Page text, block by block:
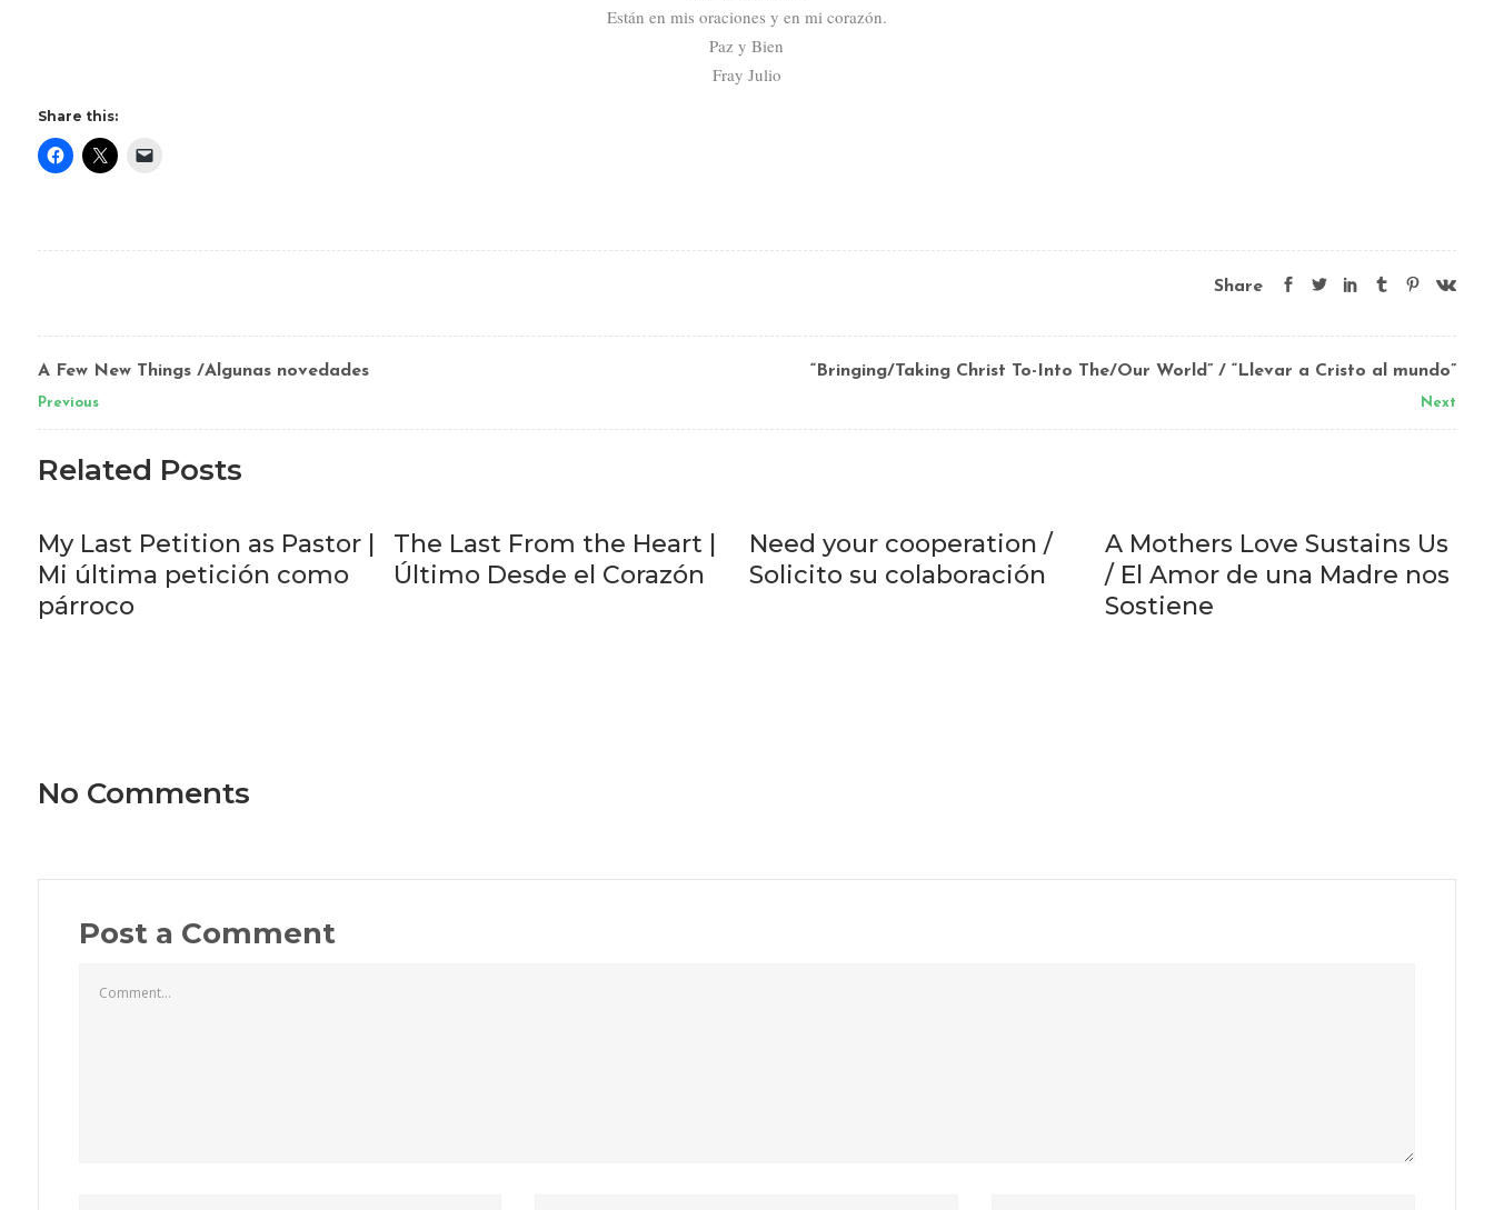
Están en mis oraciones y en mi corazón.
Paz y Bien
Fray Julio
Share this:
Share
A Few New Things /Algunas novedades
Previous
“Bringing/Taking Christ To-Into The/Our World” / “Llevar a Cristo al mundo”
Next
Related Posts
My Last Petition as Pastor |
Mi última petición como
párroco
The Last From the Heart |
Último Desde el Corazón
Need your cooperation /
Solicito su colaboración
A Mothers Love Sustains Us
/ El Amor de una Madre nos
Sostiene
No Comments
Post a Comment